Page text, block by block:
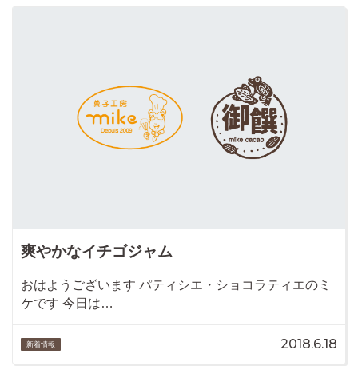
爽やかなイチゴジャム
おはようございます パティシエ・ショコラティエのミ
ケです 今日は…
新着情報 2018.6.18